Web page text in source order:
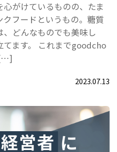
がけているものの、たま
フードというもの。糖質
どんなものでも美味し
てます。 これまでgoodcho
[…]
2023.07.13